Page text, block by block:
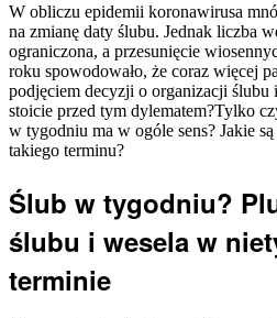
W obliczu epidemii koronawirusa
na zmianę daty ślubu. Jednak liczba
ograniczona, a przesunięcie
roku spowodowało, że coraz więcej
podjęciem decyzji o organizacji
stoicie przed tym dylematem?Tylko
w tygodniu ma w ogóle sens? Jakie
takiego terminu?
Ślub w tygodniu?
ślubu i wesela w
terminie